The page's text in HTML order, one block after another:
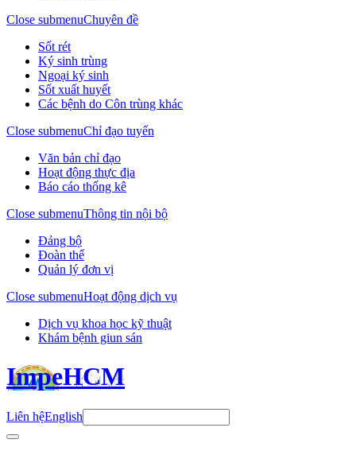
Close submenuChuyên đề
Sốt rét
Ký sinh trùng
Ngoại ký sinh
Sốt xuất huyết
Các bệnh do Côn trùng khác
Close submenuChỉ đạo tuyến
Văn bản chỉ đạo
Hoạt động thực địa
Báo cáo thống kê
Close submenuThông tin nội bộ
Đảng bộ
Đoàn thể
Quản lý đơn vị
Close submenuHoạt động dịch vụ
Dịch vụ khoa học kỹ thuật
Khám bệnh giun sán
ImpeHCM
Liên hệEnglish